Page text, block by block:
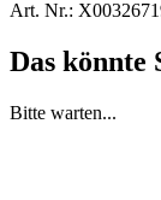
Art. Nr.:
Das könnte
Bitte warten...